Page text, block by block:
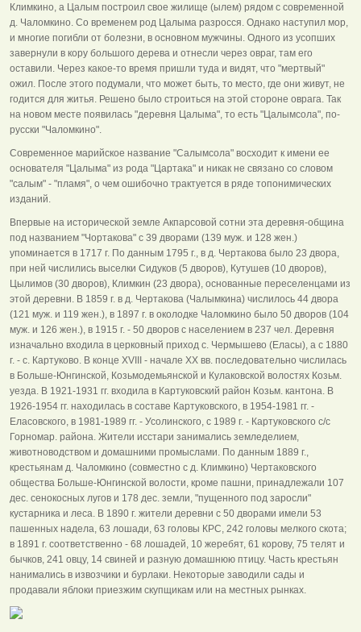
Климкино, а Цалым построил свое жилище (ылем) рядом с современной
д. Чаломкино. Со временем род Цалыма разросся. Однако наступил мор,
и многие погибли от болезни, в основном мужчины. Одного из усопших
завернули в кору большого дерева и отнесли через овраг, там его
оставили. Через какое-то время пришли туда и видят, что "мертвый"
ожил. После этого подумали, что может быть, то место, где они живут, не
годится для житья. Решено было строиться на этой стороне оврага. Так
на новом месте появилась "деревня Цалыма", то есть "Цалымсола", по-
русски "Чаломкино".
Современное марийское название "Салымсола" восходит к имени ее
основателя "Цалыма" из рода "Цартака" и никак не связано со словом
"салым" - "пламя", о чем ошибочно трактуется в ряде топонимических
изданий.
Впервые на исторической земле Акпарсовой сотни эта деревня-община
под названием "Чортакова" с 39 дворами (139 муж. и 128 жен.)
упоминается в 1717 г. По данным 1795 г., в д. Чертакова было 23 двора,
при ней числились выселки Сидуков (5 дворов), Кутушев (10 дворов),
Цылимов (30 дворов), Климкин (23 двора), основанные переселенцами из
этой деревни. В 1859 г. в д. Чертакова (Чалымкина) числилось 44 двора
(121 муж. и 119 жен.), в 1897 г. в околодке Чаломкино было 50 дворов (104
муж. и 126 жен.), в 1915 г. - 50 дворов с населением в 237 чел. Деревня
изначально входила в церковный приход с. Чермышево (Еласы), а с 1880
г. - с. Картуково. В конце XVIII - начале XX вв. последовательно числилась
в Больше-Юнгинской, Козьмодемьянской и Кулаковской волостях Козьм.
уезда. В 1921-1931 гг. входила в Картуковский район Козьм. кантона. В
1926-1954 гг. находилась в составе Картуковского, в 1954-1981 гг. -
Еласовского, в 1981-1989 гг. - Усолинского, с 1989 г. - Картуковского с/с
Горномар. района. Жители исстари занимались земледелием,
животноводством и домашними промыслами. По данным 1889 г.,
крестьянам д. Чаломкино (совместно с д. Климкино) Чертаковского
общества Больше-Юнгинской волости, кроме пашни, принадлежали 107
дес. сенокосных лугов и 178 дес. земли, "пущенного под заросли"
кустарника и леса. В 1890 г. жители деревни с 50 дворами имели 53
пашенных надела, 63 лошади, 63 головы КРС, 242 головы мелкого скота;
в 1891 г. соответственно - 68 лошадей, 10 жеребят, 61 корову, 75 телят и
бычков, 241 овцу, 14 свиней и разную домашнюю птицу. Часть крестьян
нанимались в извозчики и бурлаки. Некоторые заводили сады и
продавали яблоки приезжим скупщикам или на местных рынках.